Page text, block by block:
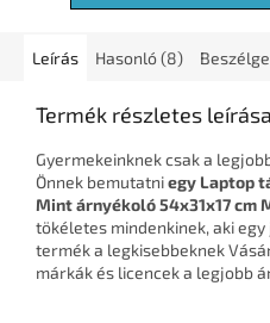
Leírás Hasonló (8)
Termék részletes leírása
Gyermekeinknek csak a
Önnek bemutatniegy Laptop
Mint árnyékoló 54x31x17 cm
tökéletes mindenkinek, aki
termék a legkisebbeknek
márkák és licencek a legjobb